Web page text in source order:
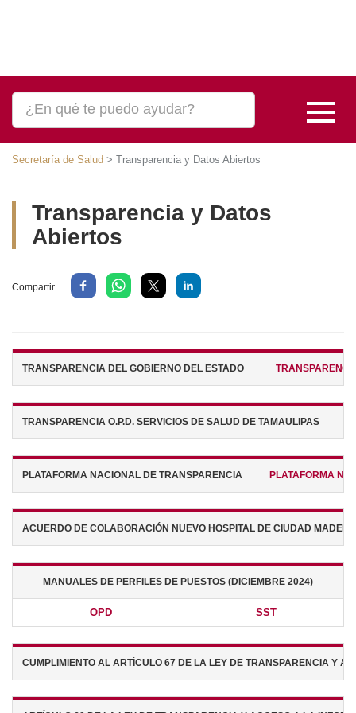
Secretaría de Salud>Transparencia y Datos Abiertos
Transparencia y Datos
Abiertos
Compartir...
TRANSPARENCIA DEL GOBIERNO DEL ESTADO
TRANSPARENCIA O.P.D. SERVICIOS DE SALUD DE TAMAULIPAS
PLATAFORMA NACIONAL DE TRANSPARENCIA PLATAFORMA
ACUERDO DE COLABORACIÓN NUEVO HOSPITAL DE CIUDAD
MANUALES DE PERFILES DE PUESTOS (DICIEMBRE 2024)
OPD SST
CUMPLIMIENTO AL ARTÍCULO 67 DE LA LEY DE TRANSPARENCIA